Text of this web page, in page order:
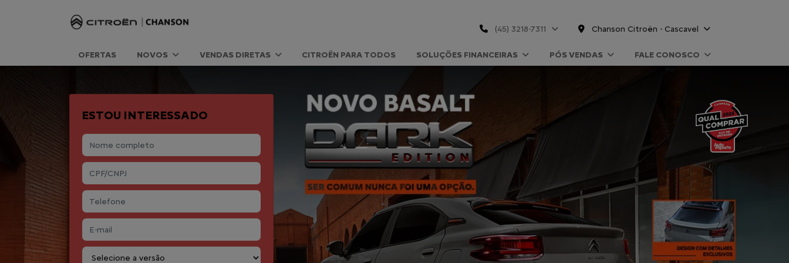
(45) 3218-7311 Chanson Citroën - Cascavel
OFERTAS NOVOS VENDAS DIRETAS CITROËN PARA TODOS SOLUÇÕES FINANCEIRAS PÓS VENDAS FALE CONOSCO
ESTOU INTERESSADO